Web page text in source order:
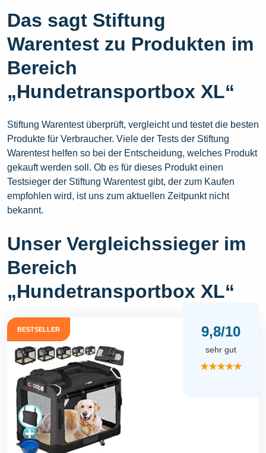
Das sagt Stiftung
Warentest zu Produkten im
Bereich
„Hundetransportbox XL“
Stiftung Warentest überprüft, vergleicht und testet die besten
Produkte für Verbraucher. Viele der Tests der Stiftung
Warentest helfen so bei der Entscheidung, welches Produkt
gekauft werden soll. Ob es für dieses Produkt einen
Testsieger der Stiftung Warentest gibt, der zum Kaufen
empfohlen wird, ist uns zum aktuellen Zeitpunkt nicht
bekannt.
Unser Vergleichssieger im
Bereich
„Hundetransportbox XL“
BESTSELLER 9,8/10
sehr gut
★★★★★